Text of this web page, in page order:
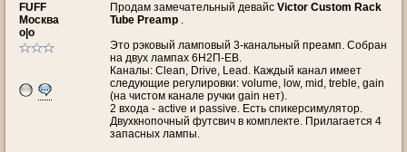
FUFF
Москва
o|o
Продам замечательный девайс Victor Custom Rack
Tube Preamp .
Это рэковый ламповый 3-канальный преамп. Собран
на двух лампах 6Н2П-ЕВ.
Каналы: Clean, Drive, Lead. Каждый канал имеет
следующие регулировки: volume, low, mid, treble, gain
(на чистом канале ручки gain нет).
2 входа - active и passive. Есть спикерсимулятор.
Двухкнопочный футсвич в комплекте. Прилагается 4
запасных лампы.